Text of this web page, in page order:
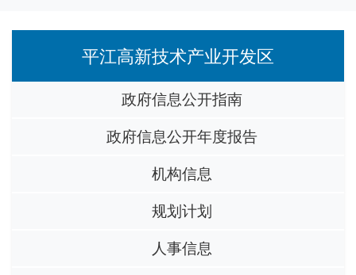
平江高新技术产业开发区
政府信息公开指南
政府信息公开年度报告
机构信息
规划计划
人事信息